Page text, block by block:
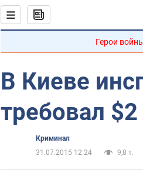
Герои
В Киеве
требовал
Криминал
31.07.2015 12:24
9,8 т.